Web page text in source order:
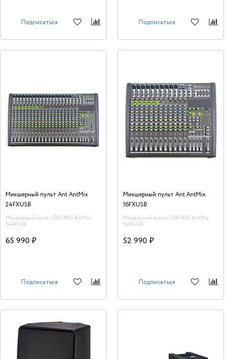
Подписаться Подписаться
Микшерный пульт Ant AntMix
24FXUSB
Микшерный пульт с DSP ANT AntMix
24FXUSB.
65 990 ₽
Подписаться
Микшерный пульт Ant AntMix
16FXUSB
Микшерный пульт с DSP ANT AntMix
16FXUSB.
52 990 ₽
Подписаться